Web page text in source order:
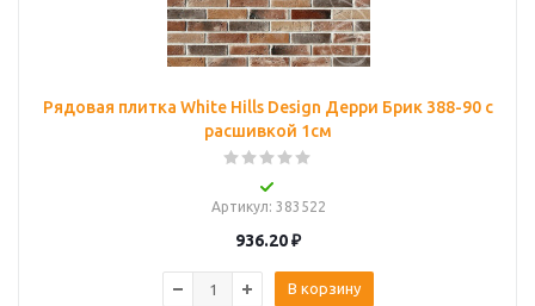
Рядовая плитка White Hills Design Дерри Брик 388-90 с
расшивкой 1см
Артикул: 383522
936.20₽
В корзину